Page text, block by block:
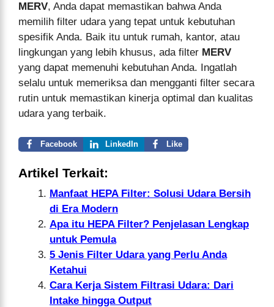
MERV, Anda dapat memastikan bahwa Anda
memilih filter udara yang tepat untuk kebutuhan
spesifik Anda. Baik itu untuk rumah, kantor, atau
lingkungan yang lebih khusus, ada filter MERV
yang dapat memenuhi kebutuhan Anda. Ingatlah
selalu untuk memeriksa dan mengganti filter secara
rutin untuk memastikan kinerja optimal dan kualitas
udara yang terbaik.
Facebook LinkedIn Like
Artikel Terkait:
Manfaat HEPA Filter: Solusi Udara Bersih
di Era Modern
Apa itu HEPA Filter? Penjelasan Lengkap
untuk Pemula
5 Jenis Filter Udara yang Perlu Anda
Ketahui
Cara Kerja Sistem Filtrasi Udara: Dari
Intake hingga Output